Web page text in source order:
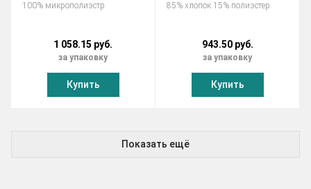
100% микрополиэстр
1 058.15 руб.
за упаковку
Купить
85% хлопок 15% полиэстер
943.50 руб.
за упаковку
Купить
Показать ещё